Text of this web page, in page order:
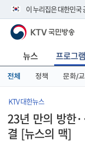
이 누리집은 대한민국
공식 누리집 주소 확인
니다.
이밖에 or.kr 또는 .kr등
서 도메인 주소를 확인
KTV 국민방송
뉴스 프로그램
전체 정책 문화/
KTV 대한뉴스
23년 만의 방한
결 [뉴스의 맥]